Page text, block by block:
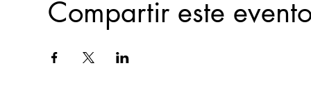
Compartir este